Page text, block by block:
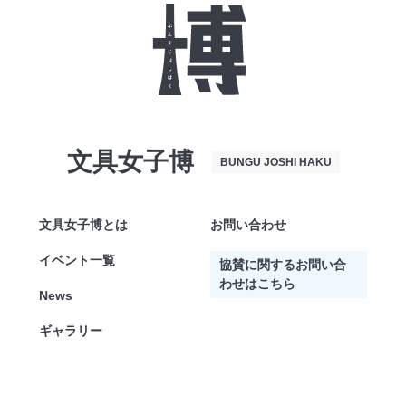
文具女子博 BUNGU JOSHI HAKU
文具女子博とは
イベント一覧
News
ギャラリー
お問い合わせ
協賛に関するお問い合
わせはこちら